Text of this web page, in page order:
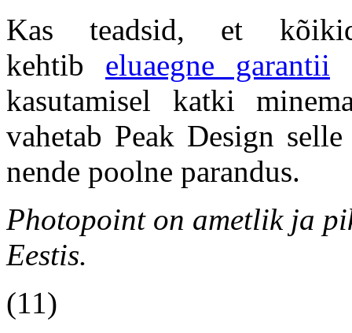
Kas teadsid, et
kehtib eluaegne garantii
kasutamisel katki
vahetab Peak Design
nende poolne parandus.
Photopoint on ametlik ja
Eestis.
(11)